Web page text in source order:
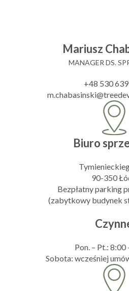
Mariusz
MANAGER DS.
+48 530
Biuro
90-350
Bezpłatny parking
(zabytkowy budynek
Pon. – Pt.: 8:00
Sobota: wcześniej